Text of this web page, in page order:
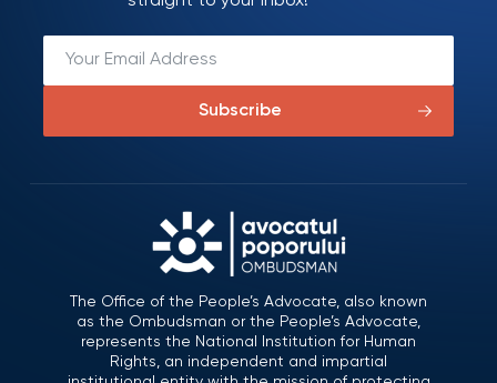
Subscribe
The Office of the People’s Advocate, also known
as the Ombudsman or the People’s Advocate,
represents the National Institution for Human
Rights, an independent and impartial